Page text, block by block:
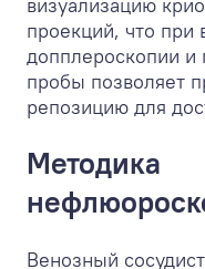
проекций, что
допплероскопии и
пробы позволяет
репозицию для
Методика
Венозный